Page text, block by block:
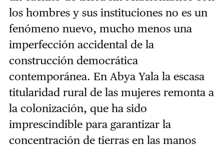
los hombres y sus instituciones no es un
fenómeno nuevo, mucho menos una
imperfección accidental de la
construcción democrática
contemporánea. En Abya Yala la escasa
titularidad rural de las mujeres remonta a
la colonización, que ha sido
imprescindible para garantizar la
concentración de tierras en las manos